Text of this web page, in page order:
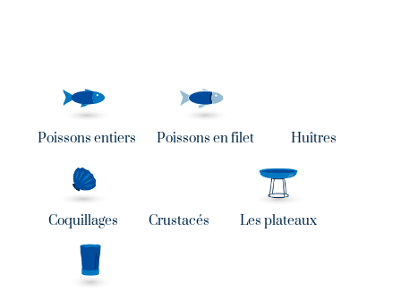
Poissons entiers Poissons en filet Huîtres
Coquillages Crustacés Les plateaux